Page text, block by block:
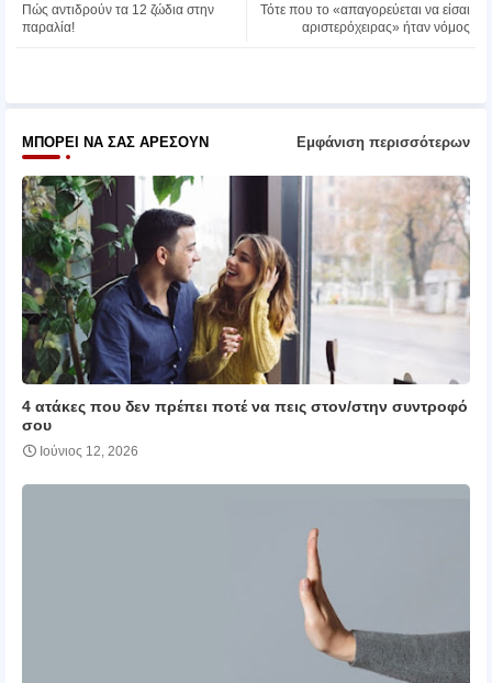
atsa
Τότε που το «απαγορεύεται να είσαι
αριστερόχειρας» ήταν νόμος
Πώς αντιδρούν τα 12 ζώδια στην
παραλία!
ΜΠΟΡΕΊ ΝΑ ΣΑΣ ΑΡΈΣΟΥΝ Εμφάνιση περισσότερων
4 ατάκες που δεν πρέπει ποτέ να πεις στον/στην συντροφό
σου
Ιούνιος 12, 2026